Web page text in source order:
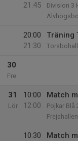
21:45
Division 3
20:00
21:30
Träning
30
Fre
31
Lör
10:00
12:00
Match
Pojkar Blå
10:30
Match